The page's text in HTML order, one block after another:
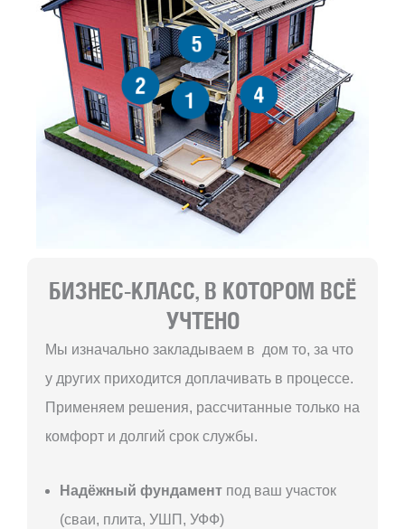
1
2 4
5
БИЗНЕС-КЛАСС, В КОТОРОМ ВСЁ
УЧТЕНО
Мы изначально закладываем в дом то, за что
у других приходится доплачивать в процессе.
Применяем решения, рассчитанные только на
комфорт и долгий срок службы.
Надёжный фундамент под ваш участок
(сваи, плита, УШП, УФФ)